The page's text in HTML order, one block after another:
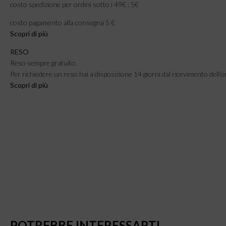
costo spedizione per ordini sotto i 49€ : 5€
costo pagamento alla consegna 5 €
Scopri di più
RESO
Reso sempre gratuito.
Per richiedere un reso hai a disposizione 14 giorni dal ricevimento
Scopri di più